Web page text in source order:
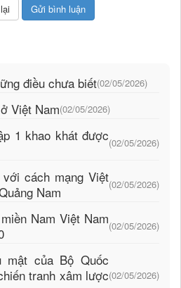
điều chưa biết(02/05/2026)
Việt Nam(02/05/2026)
1 khao khát được(02/05/2026)
cách mạng Việt
Nam
(02/05/2026)
Nam Việt Nam(02/05/2026)
mật của Bộ Quốc
tranh xâm lược(02/05/2026)